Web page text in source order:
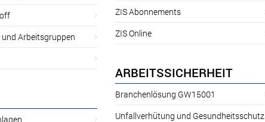
Arbeitsgruppen
ZIS Abonnements
ZIS Online
ARBEITSSICHERHEIT
Branchenlösung GW15001
Unfallverhütung und Gesundheitsschutz